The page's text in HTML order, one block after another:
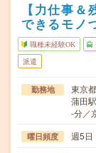
【力仕事
できるモノ
職種未経験OK
派遣
勤務地
東京
蒲田
-分／
曜日頻度 週5日